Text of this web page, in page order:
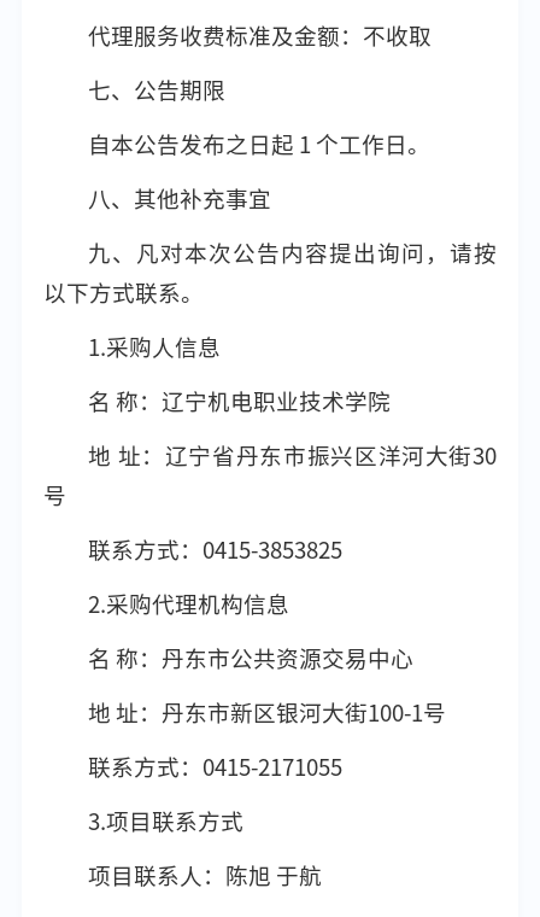
代理服务收费标准及金额：不收取
七、公告期限
自本公告发布之日起 1 个工作日。
八、其他补充事宜
九、凡对本次公告内容提出询问，请按
以下方式联系。
1.采购人信息
名 称：辽宁机电职业技术学院
地 址：辽宁省丹东市振兴区洋河大街30
号
联系方式：0415-3853825
2.采购代理机构信息
名 称：丹东市公共资源交易中心
地 址：丹东市新区银河大街100-1号
联系方式：0415-2171055
3.项目联系方式
项目联系人：陈旭 于航